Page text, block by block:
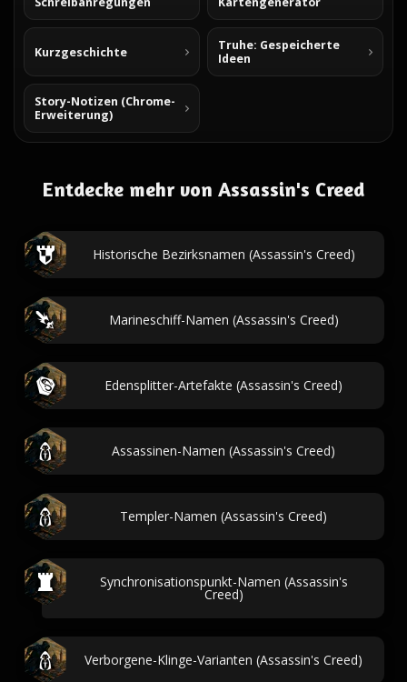
Kurzgeschichte
Truhe: Gespeicherte
Ideen
Story-Notizen (Chrome-
Erweiterung)
Entdecke mehr von Assassin's Creed
Historische Bezirksnamen (Assassin's Creed)
Marineschiff-Namen (Assassin's Creed)
Edensplitter-Artefakte (Assassin's Creed)
Assassinen-Namen (Assassin's Creed)
Templer-Namen (Assassin's Creed)
Synchronisationspunkt-Namen (Assassin's
Creed)
Verborgene-Klinge-Varianten (Assassin's Creed)